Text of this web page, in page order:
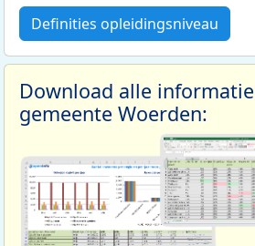
Definities opleidingsniveau
Download alle
gemeente Woerden: